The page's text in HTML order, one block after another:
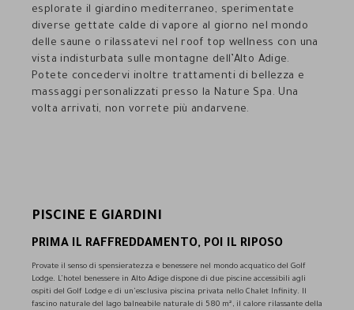
esplorate il giardino mediterraneo, sperimentate
diverse gettate calde di vapore al giorno nel mondo
delle saune o rilassatevi nel roof top wellness con una
vista indisturbata sulle montagne dell’Alto Adige.
Potete concedervi inoltre trattamenti di bellezza e
massaggi personalizzati presso la Nature Spa. Una
volta arrivati, non vorrete più andarvene.
PISCINE E GIARDINI
PRIMA IL RAFFREDDAMENTO, POI IL RIPOSO
Provate il senso di spensieratezza e benessere nel mondo acquatico del Golf
Lodge. L’hotel benessere in Alto Adige dispone di due piscine accessibili agli
ospiti del Golf Lodge e di un’esclusiva piscina privata nello Chalet Infinity. Il
fascino naturale del lago balneabile naturale di 580 m², il calore rilassante della